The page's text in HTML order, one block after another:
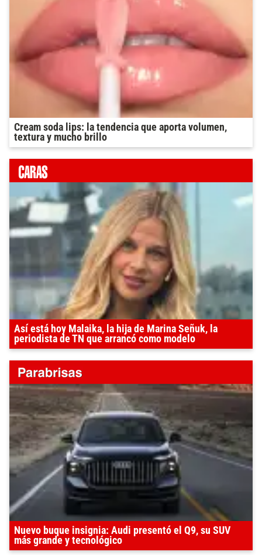
Cream soda lips: la tendencia que aporta volumen,
textura y mucho brillo
Así está hoy Malaika, la hija de Marina Señuk, la
periodista de TN que arrancó como modelo
Nuevo buque insignia: Audi presentó el Q9, su SUV
más grande y tecnológico